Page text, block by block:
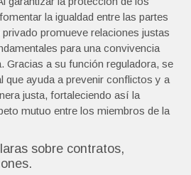
la igualdad entre las partes
promueve relaciones justas
para una convivencia
Gracias a su función reguladora, se
que ayuda a prevenir conflictos y a
justa, fortaleciendo así la
mutuo entre los miembros de la
sobre contratos,